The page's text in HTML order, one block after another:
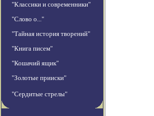
"Классики и современники"
"Слово о..."
"Тайная история творений"
"Книга писем"
"Кошачий ящик"
"Золотые прииски"
"Сердитые стрелы"